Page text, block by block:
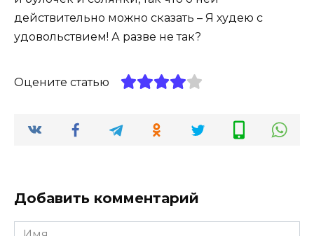
действительно можно сказать – Я худею с
удовольствием! А разве не так?
Оцените статью
Добавить комментарий
Имя